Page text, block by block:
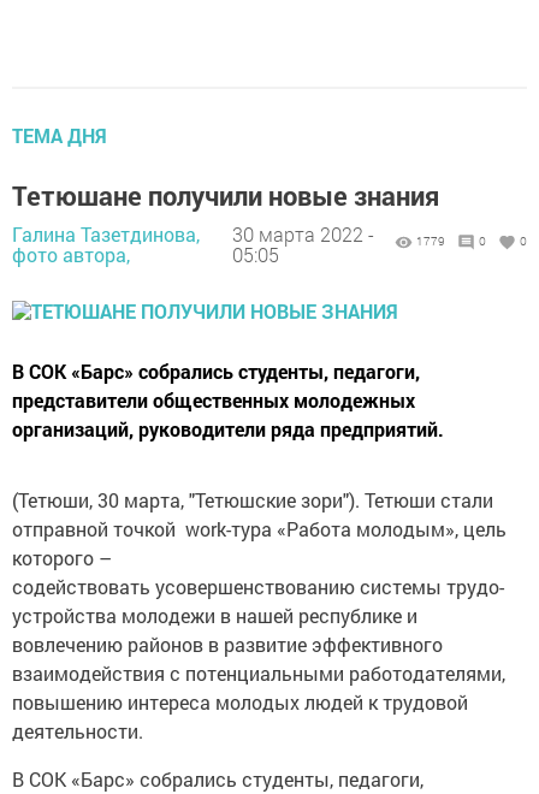
ТЕМА ДНЯ
Тетюшане получили новые знания
Галина Тазетдинова,
фото автора,
30 марта 2022 -
05:05
1779 0 0
В СОК «Барс» собрались студенты, педагоги,
представители общественных молодежных
организаций, руководители ряда предприятий.
(Тетюши, 30 марта, "Тетюшские зори"). Тетюши стали
отправной точкой work-тура «Работа молодым», цель
которого –
содействовать усовершенствованию системы трудо­
устройства молодежи в нашей рес­публике и
вовлечению районов в развитие эффективного
взаимодействия с потенциальными работодателями,
повышению интереса молодых людей к трудовой
деятельности.
В СОК «Барс» собрались студенты, педагоги,